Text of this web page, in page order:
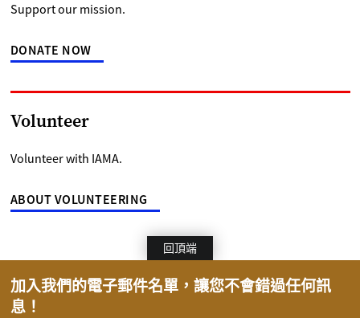
Support our mission.
DONATE NOW
Volunteer
Volunteer with IAMA.
ABOUT VOLUNTEERING
回頂端
加入我們的電子郵件名單，讓您不會錯過任何訊
息！